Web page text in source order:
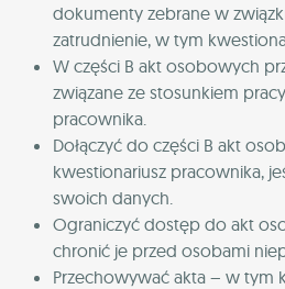
dokumenty zebrane w
zatrudnienie, w tym
W części B akt osobowych
związane ze stosunkiem
pracownika.
Dołączyć do części B akt
kwestionariusz pracownika,
swoich danych.
Ograniczyć dostęp do akt
chronić je przed osobami
Przechowywać akta – w tym